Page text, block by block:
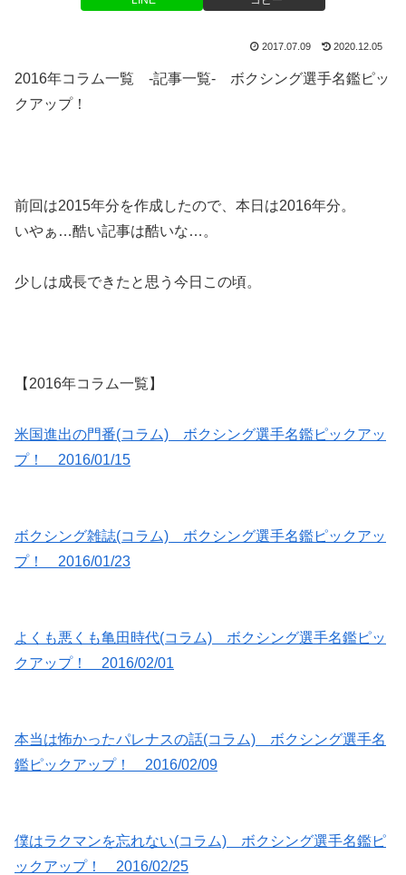
2017.07.09 2020.12.05
2016年コラム一覧 -記事一覧- ボクシング選手名鑑ピッ
クアップ！
前回は2015年分を作成したので、本日は2016年分。
いやぁ…酷い記事は酷いな…。
少しは成長できたと思う今日この頃。
【2016年コラム一覧】
米国進出の門番(コラム) ボクシング選手名鑑ピックアッ
プ！ 2016/01/15
ボクシング雑誌(コラム) ボクシング選手名鑑ピックアッ
プ！ 2016/01/23
よくも悪くも亀田時代(コラム) ボクシング選手名鑑ピッ
クアップ！ 2016/02/01
本当は怖かったパレナスの話(コラム) ボクシング選手名
鑑ピックアップ！ 2016/02/09
僕はラクマンを忘れない(コラム) ボクシング選手名鑑ピ
ックアップ！ 2016/02/25